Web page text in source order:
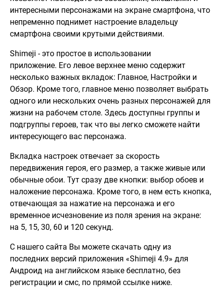
интересными персонажами на экране смартфона, что
непременно поднимет настроение владельцу
смартфона своими крутыми действиями.
Shimeji - это простое в использовании
приложение. Его левое верхнее меню содержит
несколько важных вкладок: Главное, Настройки и
Обзор. Кроме того, главное меню позволяет выбрать
одного или нескольких очень разных персонажей для
жизни на рабочем столе. Здесь доступны группы и
подгруппы героев, так что вы легко сможете найти
интересующего вас персонажа.
Вкладка настроек отвечает за скорость
передвижения героя, его размер, а также живые или
обычные обои. Тут сразу две кнопки: выбор обоев и
наложение персонажа. Кроме того, в нем есть кнопка,
отвечающая за нажатие на персонажа и его
временное исчезновение из поля зрения на экране:
на 5, 15, 30, 60 и 120 секунд.
С нашего сайта Вы можете скачать одну из
последних версий приложения «Shimeji 4.9» для
Андроид на английском языке бесплатно, без
регистрации и смс, по прямой ссылке ниже.